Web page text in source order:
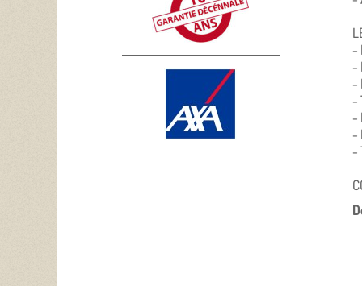
-
-
-
-
-
-
-